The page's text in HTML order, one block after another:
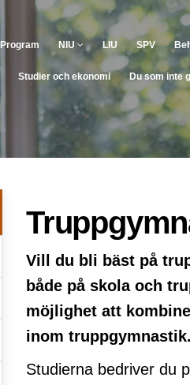
Program NIU LIU SPV
Studier och ekonomi Du som inte
Vill du bli bäst på
både på skola och
möjlighet att
inom truppgymnastik.
Studierna bedriver du